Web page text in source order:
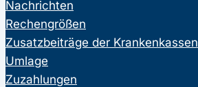
Nachrichten
Rechengrößen
Zusatzbeiträge der Krankenkassen
Umlage
Zuzahlungen